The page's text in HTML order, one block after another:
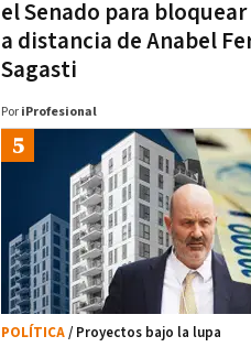
el Senado para
a distancia de Anabel
Sagasti
Por iProfesional
POLÍTICA/ Proyectos bajo la lupa